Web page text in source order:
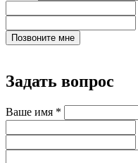
Позвоните мне
Задать вопрос
Ваше имя *